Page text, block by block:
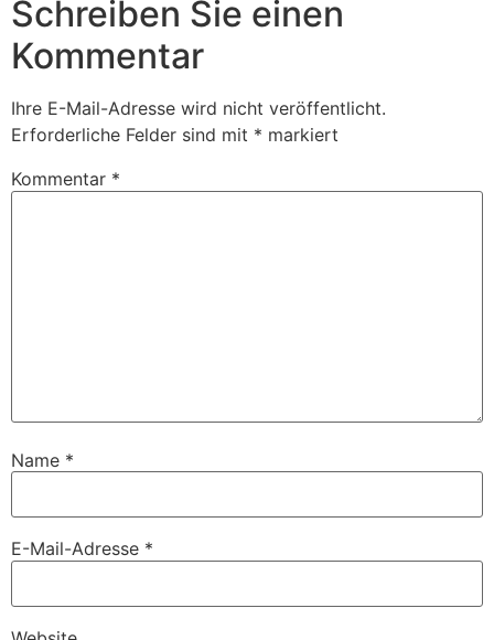
Schreiben Sie einen
Kommentar
Ihre E-Mail-Adresse wird nicht veröffentlicht.
Erforderliche Felder sind mit * markiert
Kommentar *
Name *
E-Mail-Adresse *